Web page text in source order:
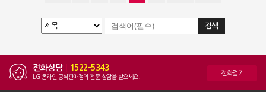
전화상담 1522-5343
LG 온라인 공식판매점의 전문 상담을 받으세요! 전화걸기